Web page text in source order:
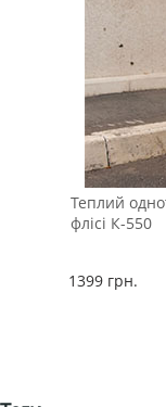
Теплий
флісі К-550
1399 грн.